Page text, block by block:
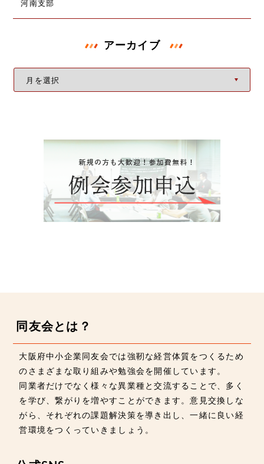
河南支部
アーカイブ
同友会とは？
大阪府中小企業同友会では強靭な経営体質をつくるため
のさまざまな取り組みや勉強会を開催しています。
同業者だけでなく様々な異業種と交流することで、多く
を学び、繋がりを増やすことができます。意見交換しな
がら、それぞれの課題解決策を導き出し、一緒に良い経
営環境をつくっていきましょう。